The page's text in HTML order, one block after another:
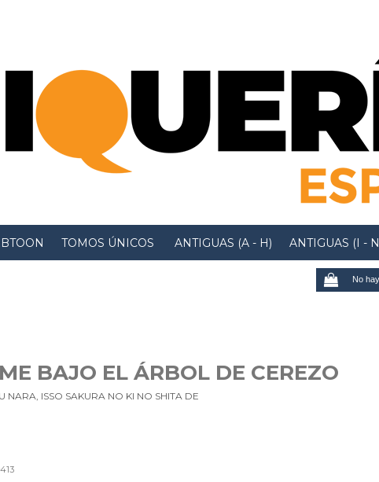
TOMOS ÚNICOS ANTIGUAS (A - H) ANTIGUAS (I -
No
BAJO EL ÁRBOL DE CEREZO
NARA, ISSO SAKURA NO KI NO SHITA DE